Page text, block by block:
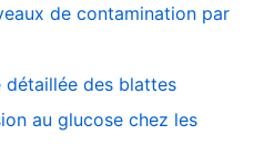
de contamination par
des blattes
au glucose chez les